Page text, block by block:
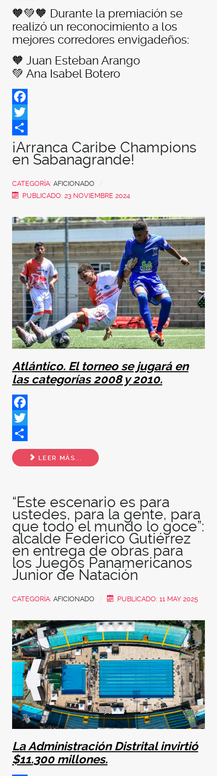
🧡💚🧡 Durante la premiación se
realizó un reconocimiento a los
mejores corredores envigadeños:
🧡 Juan Esteban Arango
💚 Ana Isabel Botero
Facebook
Twitter
Share
¡Arranca Caribe Champions
en Sabanagrande!
CATEGORÍA: AFICIONADO
PUBLICADO: 23 NOVIEMBRE 2024
Atlántico. El torneo se jugará en
las categorías 2008 y 2010.
Facebook
Twitter
Share
LEER MÁS...
“Este escenario es para
ustedes, para la gente, para
que todo el mundo lo goce”:
alcalde Federico Gutiérrez
en entrega de obras para
los Juegos Panamericanos
Junior de Natación
CATEGORÍA: AFICIONADO PUBLICADO: 11 MAY 2025
La Administración Distrital invirtió
$11.300 millones.